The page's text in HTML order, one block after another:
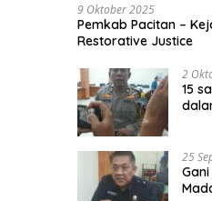
9 Oktober 2025
Pemkab Pacitan –
Restorative Justice
2
15
25